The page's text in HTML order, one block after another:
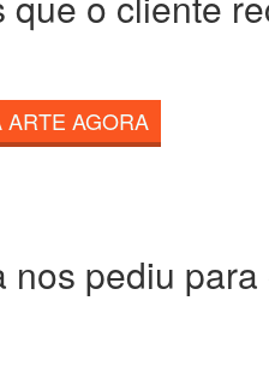
AGORA
nos pediu para